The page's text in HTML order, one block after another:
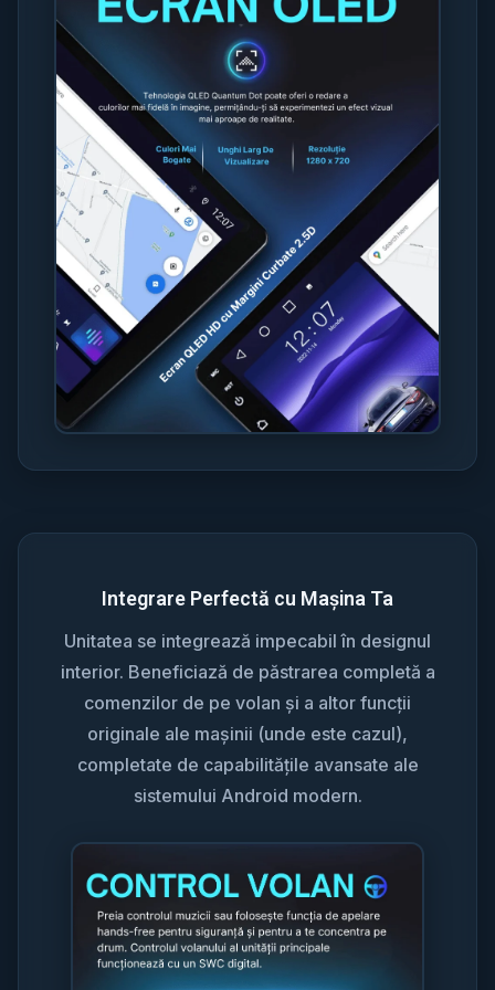
Integrare Perfectă cu Mașina Ta
Unitatea se integrează impecabil în designul
interior. Beneficiază de păstrarea completă a
comenzilor de pe volan și a altor funcții
originale ale mașinii (unde este cazul),
completate de capabilitățile avansate ale
sistemului Android modern.